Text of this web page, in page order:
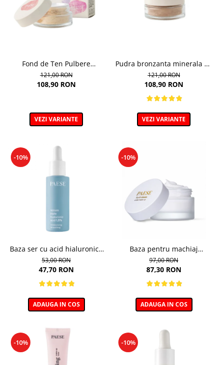
Fond de Ten Pulbere
Iluminator 7g
121,00 RON
108,90 RON
VEZI VARIANTE
Pudra bronzanta minerala 6g
- 400N - Mineral Bronzer
121,00 RON
108,90 RON
VEZI VARIANTE
-10%
Baza ser cu acid hialuronic -
30ml
53,00 RON
47,70 RON
ADAUGA IN COS
-10%
Baza pentru machiaj
hidratanta - 30ml
97,00 RON
87,30 RON
ADAUGA IN COS
-10% -10%